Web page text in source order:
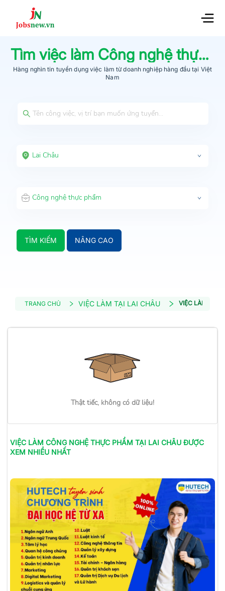
Tìm việc làm Công nghệ thực phẩm
Hàng nghìn tin tuyển dụng việc làm từdoanh nghiệp hàng đầu tại Việt
Nam
Lai Châu
Công nghệ thực phẩm
TÌM KIẾM NÂNG CAO
TRANG CHỦ VIỆC LÀM TẠI LAI CHÂU VIỆC LÀM
Thật tiếc, không có dữ liệu!
VIỆC LÀM CÔNG NGHỆ THỰC PHẨM TẠI LAI CHÂU ĐƯỢC
XEM NHIỀU NHẤT